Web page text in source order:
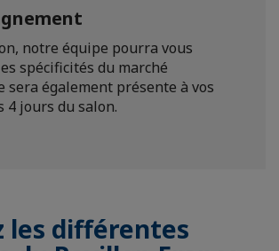
notre équipe pourra vous
spécificités du marché
sera également présente à vos
4 jours du salon.
les différentes